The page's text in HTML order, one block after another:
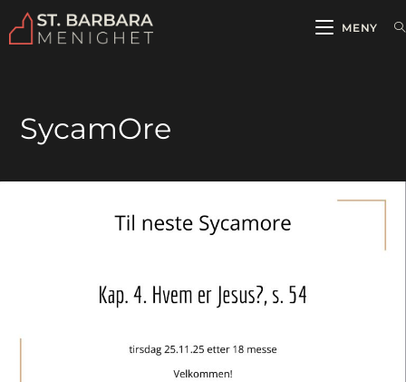
MENY
SycamOre